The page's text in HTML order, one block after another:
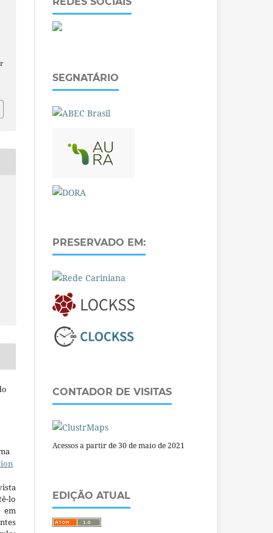
lo
em
SEGNATÁRIO
PRESERVADO EM:
CONTADOR DE VISITAS
Acessos a partir de 30 de maio de 2021
EDIÇÃO ATUAL